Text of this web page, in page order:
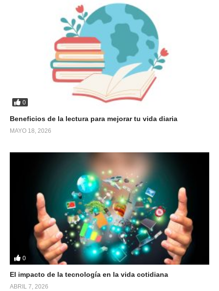
0
Beneficios de la lectura para mejorar tu vida diaria
MAYO 18, 2026
0
El impacto de la tecnología en la vida cotidiana
ABRIL 7, 2026